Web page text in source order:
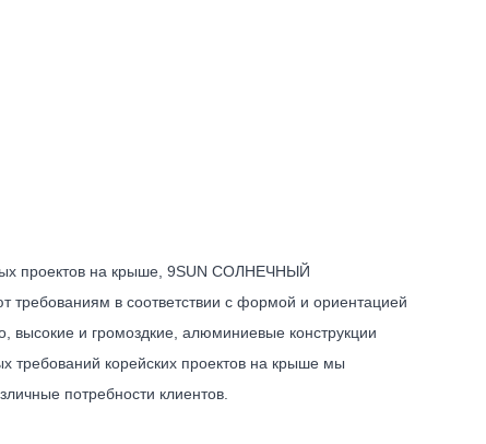
проектов на крыше, 9SUN СОЛНЕЧНЫЙ
требованиям в соответствии с формой и ориентацией
и громоздкие, алюминиевые конструкции
требований корейских проектов на крыше мы
потребности клиентов.